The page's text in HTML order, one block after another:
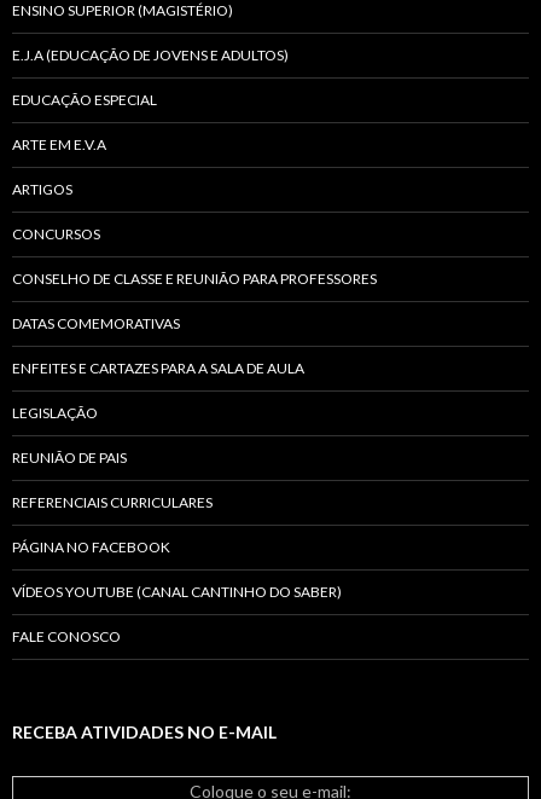
ENSINO SUPERIOR (MAGISTÉRIO)
E.J.A (EDUCAÇÃO DE JOVENS E ADULTOS)
EDUCAÇÃO ESPECIAL
ARTE EM E.V.A
ARTIGOS
CONCURSOS
CONSELHO DE CLASSE E REUNIÃO PARA PROFESSORES
DATAS COMEMORATIVAS
ENFEITES E CARTAZES PARA A SALA DE AULA
LEGISLAÇÃO
REUNIÃO DE PAIS
REFERENCIAIS CURRICULARES
PÁGINA NO FACEBOOK
VÍDEOS YOUTUBE (CANAL CANTINHO DO SABER)
FALE CONOSCO
RECEBA ATIVIDADES NO E-MAIL
Coloque o seu e-mail: